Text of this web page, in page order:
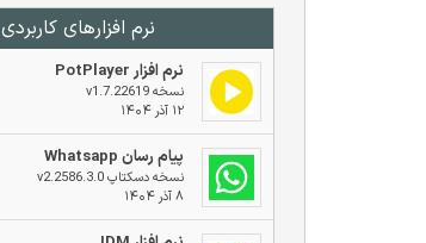
نرم افزار‌های کاربردی
نرم افزار PotPlayer
نسخه v1.7.22619
۱۲ آذر ۱۴۰۴
پیام رسان Whatsapp
نسخه دسکتاپ v2.2586.3.0
۸ آذر ۱۴۰۴